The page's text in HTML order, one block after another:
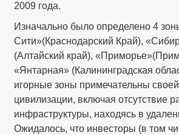
2009 года.
Изначально было определено 4
Сити»(Краснодарский Край),
(Алтайский край),
«Янтарная» (Калининградская
игорные зоны примечательны
цивилизации, включая отсутствие
инфраструктуры, находясь в
Ожидалось, что инвесторы (в том